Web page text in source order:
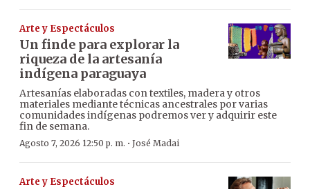
Arte y Espectáculos
Un finde para explorar la
riqueza de la artesanía
indígena paraguaya
Artesanías elaboradas con textiles, madera y otros
materiales mediante técnicas ancestrales por varias
comunidades indígenas podremos ver y adquirir este
fin de semana.
Agosto 7, 2026 12:50 p. m. · José Madai
Arte y Espectáculos